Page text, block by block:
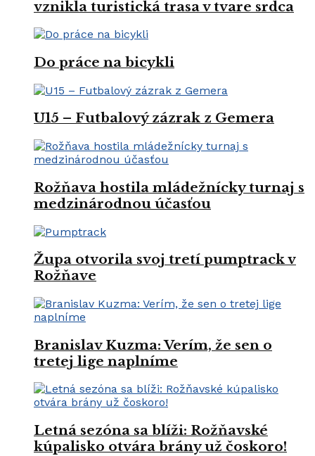
vznikla turistická trasa v tvare srdca
Do práce na bicykli
U15 – Futbalový zázrak z Gemera
Rožňava hostila mládežnícky turnaj s
medzinárodnou účasťou
Župa otvorila svoj tretí pumptrack v
Rožňave
Branislav Kuzma: Verím, že sen o
tretej lige naplníme
Letná sezóna sa blíži: Rožňavské
kúpalisko otvára brány už čoskoro!